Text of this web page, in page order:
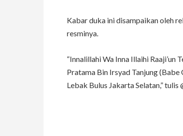
Kabar duka ini disampaikan oleh
resminya.
“Innalillahi Wa Inna Illaihi Raaji’un
Pratama Bin Irsyad Tanjung
Lebak Bulus Jakarta Selatan,” tulis